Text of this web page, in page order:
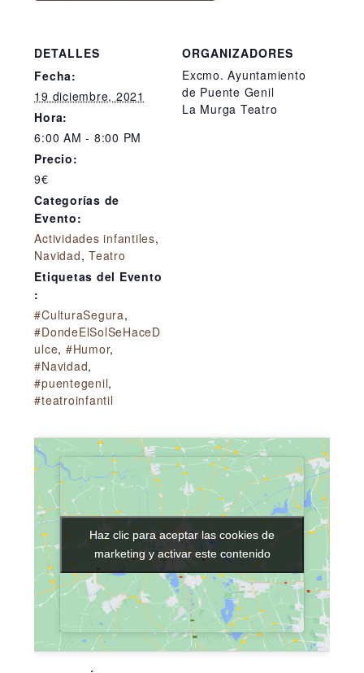
DETALLES
Fecha:
19 diciembre, 2021
Hora:
6:00 AM - 8:00 PM
Precio:
9€
Categorías de
Evento:
Actividades infantiles,
Navidad,Teatro
Etiquetas del Evento
:
#CulturaSegura,
#DondeElSolSeHaceD
ulce, #Humor,
#Navidad,
#puentegenil,
#teatroinfantil
ORGANIZADORES
Excmo. Ayuntamiento
de Puente Genil
La Murga Teatro
Haz clic para aceptar las cookies de
marketing y activar este contenido
Haz clic para aceptar las cookies de
marketing y activar este contenido